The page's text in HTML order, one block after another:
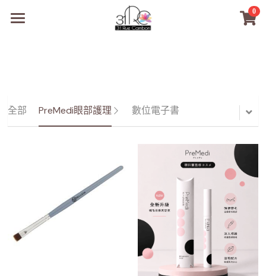
0
PreMedi眼部護理
經典單根圓毛
超值購物金
品牌開店包
最新文章
全部 PreMedi眼部護理 數位電子書
×
商品分類